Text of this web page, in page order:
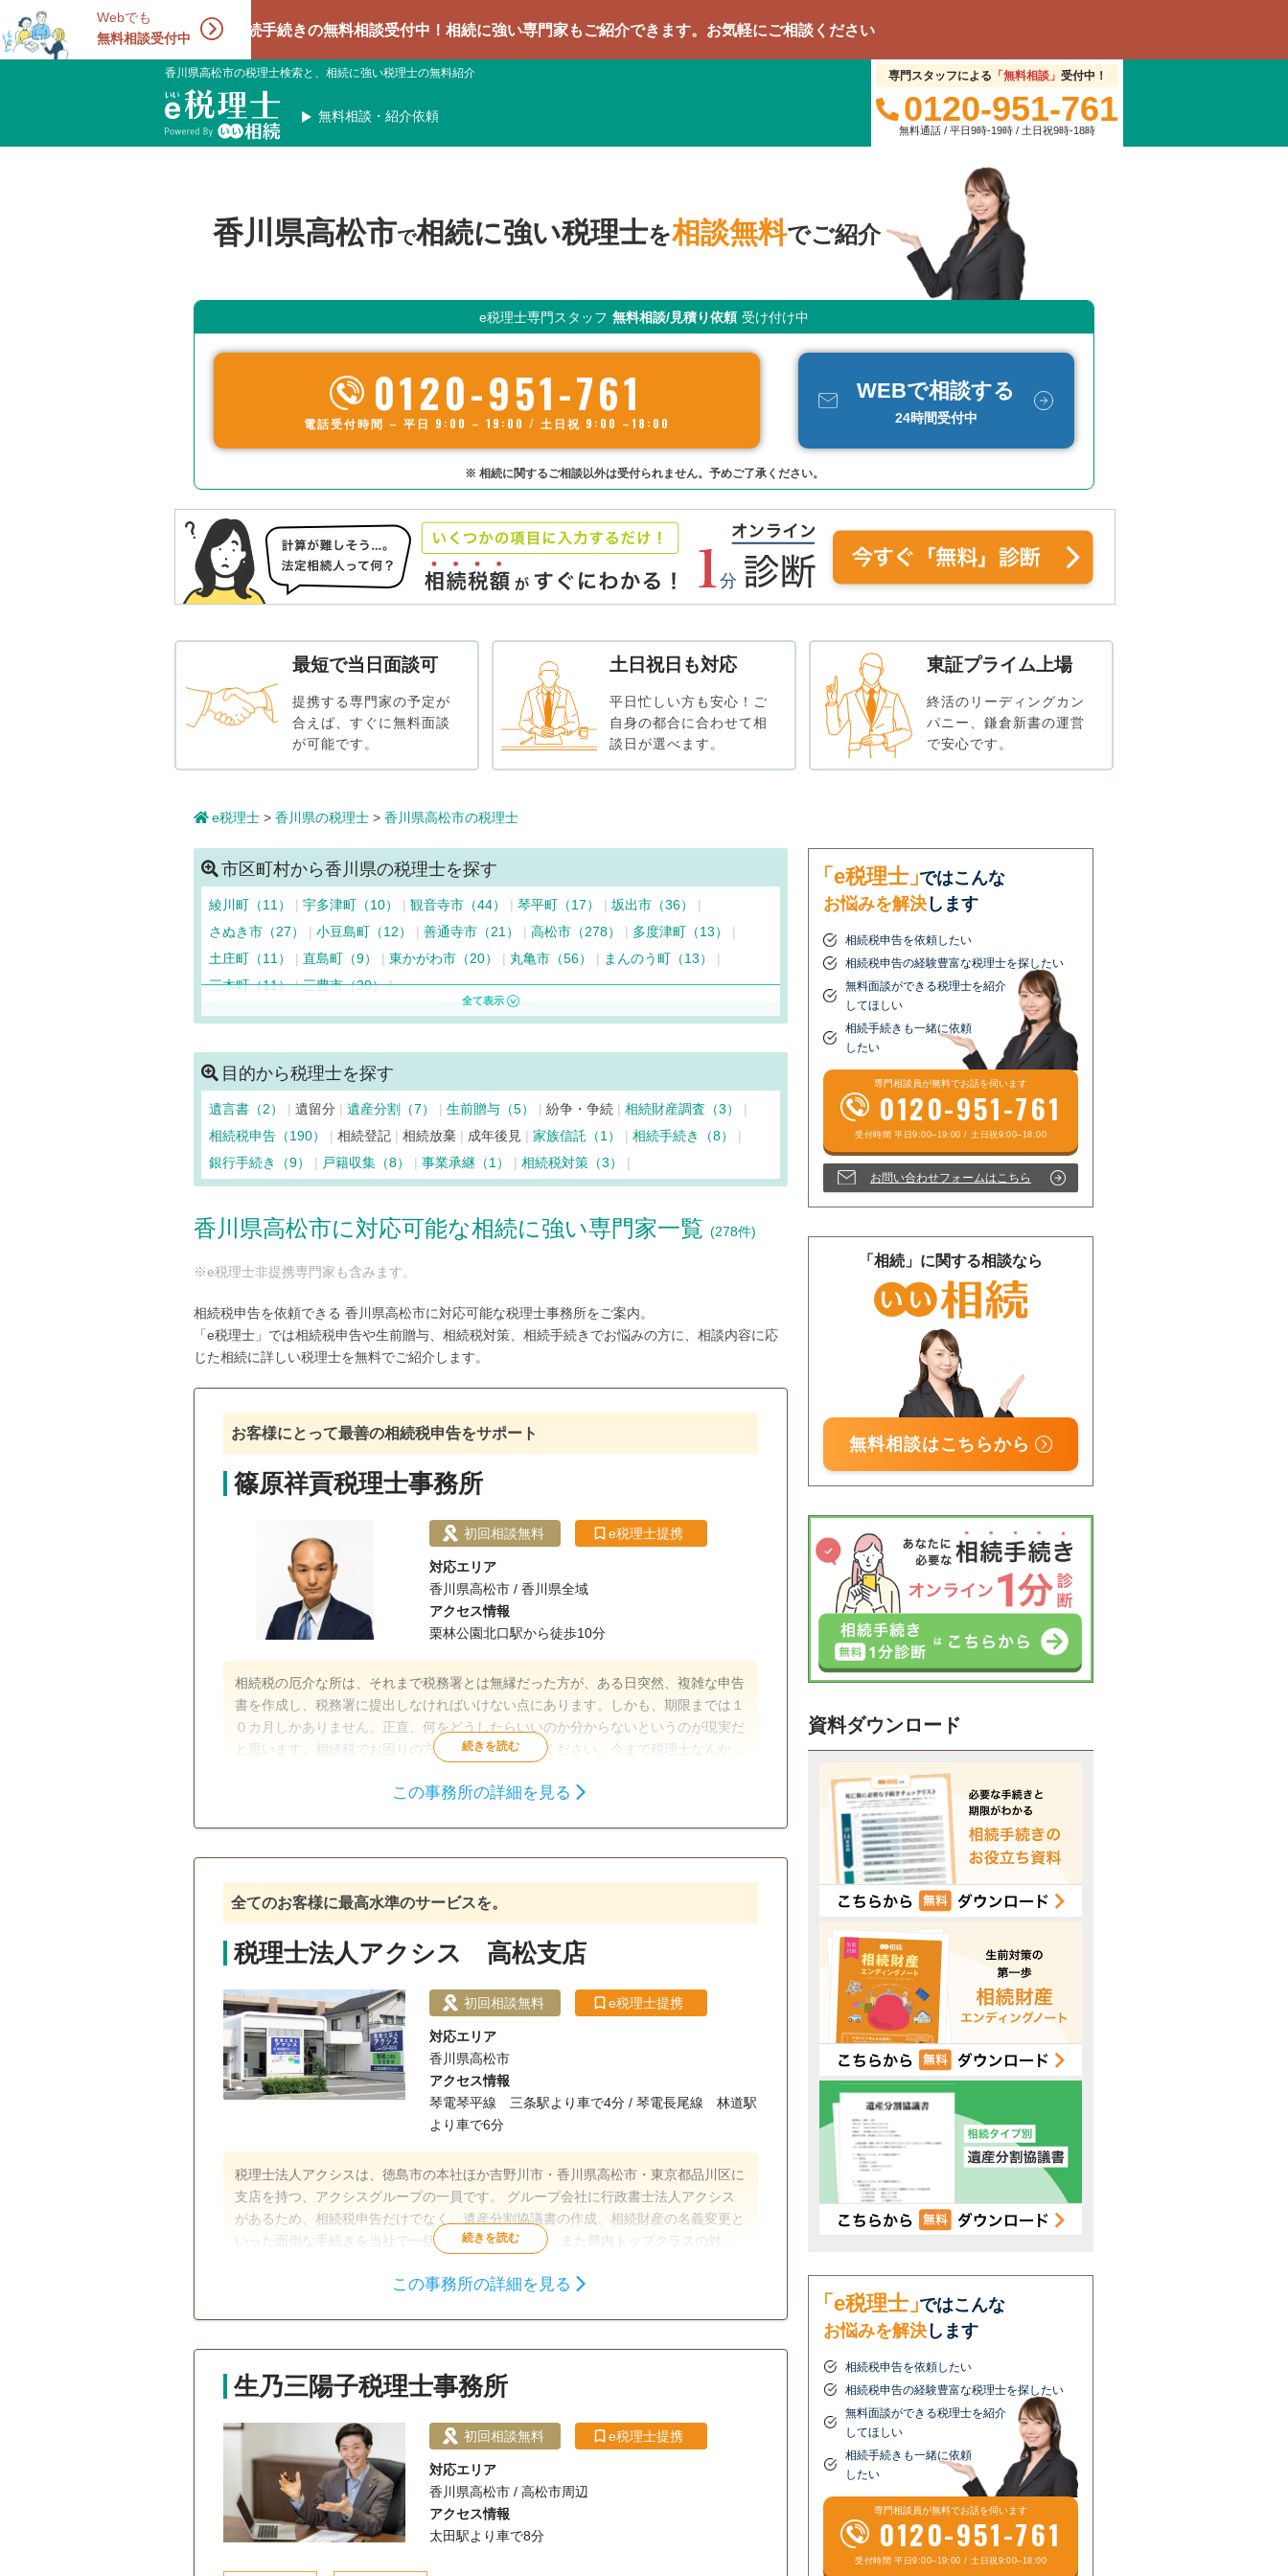
Webでも
無料相談受付中相続手続きの無料相談受付中！相続に強い専門家もご紹介できます。お気軽にご相談ください
香川県高松市の税理士検索と、相続に強い税理士の無料紹介
無料相談・紹介依頼
専門スタッフによる 「無料相談」 受付中！
0120-951-761
無料通話 / 平日9時-19時 / 土日祝9時-18時
香川県高松市で相続に強い税理士を相談無料でご紹介
e税理士専門スタッフ 無料相談/見積り依頼 受け付け中
0120-951-761
電話受付時間 – 平日 9:00 – 19:00 / 土日祝 9:00 –18:00
WEBで相談する
24時間受付中
※ 相続に関するご相談以外は受付られません。予めご了承ください。
最短で当日面談可
提携する専門家の予定が
合えば、すぐに無料面談
が可能です。
土日祝日も対応
平日忙しい方も安心！ご
自身の都合に合わせて相
談日が選べます。
東証プライム上場
終活のリーディングカン
パニー、鎌倉新書の運営
で安心です。
e税理士 > 香川県の税理士 > 香川県高松市の税理士
市区町村から香川県の税理士を探す
綾川町（11） 宇多津町（10） 観音寺市（44） 琴平町（17）
坂出市（36）
さぬき市（27）
小豆島町（12） 善通寺市（21） 高松市（278）
多度津町（13）
土庄町（11）
直島町（9） 東かがわ市（20） 丸亀市（56）
まんのう町（13）
三木町（11） 三豊市（30）
目的から税理士を探す
遺言書（2） 遺留分 遺産分割（7） 生前贈与（5） 紛争・争続
相続財産調査（3）
相続税申告（190）
相続登記 相続放棄 成年後見 家族信託（1）
相続手続き（8）
銀行手続き（9）
戸籍収集（8） 事業承継（1） 相続税対策（3）
香川県高松市に対応可能な相続に強い専門家一覧 (278件)
※e税理士非提携専門家も含みます。
相続税申告を依頼できる 香川県高松市に対応可能な税理士事務所をご案内。
「e税理士」では相続税申告や生前贈与、相続税対策、相続手続きでお悩みの方に、相談内容に応
じた相続に詳しい税理士を無料でご紹介します。
お客様にとって最善の相続税申告をサポート
篠原祥貢税理士事務所
初回相談無料 e税理士提携
対応エリア
香川県高松市 / 香川県全域
アクセス情報
栗林公園北口駅から徒歩10分
相続税の厄介な所は、それまで税務署とは無縁だった方が、ある日突然、複雑な申告
書を作成し、税務署に提出しなければいけない点にあります。しかも、期限までは１
０カ月しかありません。正直、何をどうしたらいいのか分からないというのが現実だ
と思います。相続税でお困りの方はお気軽にご相談ください。今まで税理士なんか見
この事務所の詳細を見る
全てのお客様に最高水準のサービスを。
税理士法人アクシス 高松支店
初回相談無料 e税理士提携
対応エリア
香川県高松市
アクセス情報
琴電琴平線 三条駅より車で4分 / 琴電長尾線 林道駅
より車で6分
税理士法人アクシスは、徳島市の本社ほか吉野川市・香川県高松市・東京都品川区に
支店を持つ、アクシスグループの一員です。 グループ会社に行政書士法人アクシス
があるため、相続税申告だけでなく、遺産分割協議書の作成、相続財産の名義変更と
いった面倒な手続きを当社で一括して代行可能です。 また県内トップクラスの対応
提供いたします。
遺産分割 生前贈与 相続財産調査
訪問可 初回相談無料 事務所面談可
この事務所の詳細を見る
生乃三陽子税理士事務所
初回相談無料 e税理士提携
対応エリア
香川県高松市 / 高松市周辺
アクセス情報
太田駅より車で8分
「e税理士」ではこんな
お悩みを解決 します
相続税申告を依頼したい
相続税申告の経験豊富な税理士を探したい
無料面談ができる税理士を紹介
してほしい
相続手続きも一緒に依頼
したい
専門相談員が無料でお話を伺います
0120-951-761
受付時間 平日9:00–19:00 / 土日祝9:00–18:00
お問い合わせフォームはこちら
「相続」に関する相談なら
無料相談はこちらから
資料ダウンロード
「e税理士」ではこんな
お悩みを解決 します
相続税申告を依頼したい
相続税申告の経験豊富な税理士を探したい
無料面談ができる税理士を紹介
してほしい
相続手続きも一緒に依頼
したい
専門相談員が無料でお話を伺います
0120-951-761